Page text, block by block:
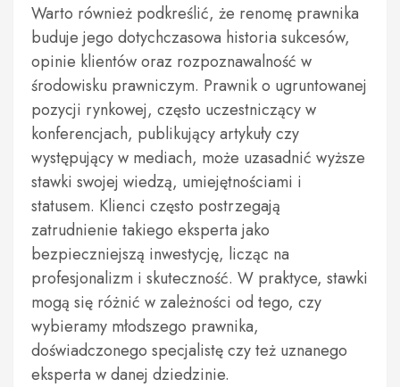
Warto również podkreślić, że renomę prawnika
buduje jego dotychczasowa historia sukcesów,
opinie klientów oraz rozpoznawalność w
środowisku prawniczym. Prawnik o ugruntowanej
pozycji rynkowej, często uczestniczący w
konferencjach, publikujący artykuły czy
występujący w mediach, może uzasadnić wyższe
stawki swojej wiedzą, umiejętnościami i
statusem. Klienci często postrzegają
zatrudnienie takiego eksperta jako
bezpieczniejszą inwestycję, licząc na
profesjonalizm i skuteczność. W praktyce, stawki
mogą się różnić w zależności od tego, czy
wybieramy młodszego prawnika,
doświadczonego specjalistę czy też uznanego
eksperta w danej dziedzinie.